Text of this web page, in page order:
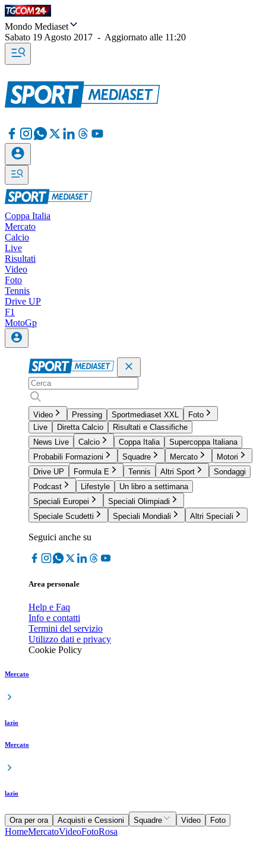
Mondo Mediaset
Sabato 19 Agosto 2017 - Aggiornato alle 11:20
Coppa Italia
Mercato
Calcio
Live
Risultati
Video
Foto
Tennis
Drive UP
F1
MotoGp
Video Pressing Sportmediaset XXL
Foto
Live
Diretta Calcio
Risultati e Classifiche
News Live
Calcio Coppa Italia
Supercoppa Italiana
Probabili Formazioni
Squadre Mercato
Motori
Drive UP
Formula E Tennis Altri Sport
Sondaggi
Podcast
Lifestyle
Un libro a settimana
Speciali Europei
Speciali Olimpiadi
Speciale Scudetti
Speciali Mondiali Altri Speciali
Seguici anche su
Area personale
Help e Faq
Info e contatti
Termini del servizio
Utilizzo dati e privacy
Cookie Policy
Mercato
lazio
Mercato
lazio
Ora per ora Acquisti e Cessioni Squadre Video Foto
HomeMercatoVideoFotoRosa